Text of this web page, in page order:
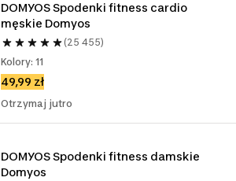
DOMYOS Spodenki fitness cardio
męskie Domyos
(25 455)
Kolory: 11
49,99 zł
Otrzymaj jutro
DOMYOS Spodenki fitness damskie
Domyos